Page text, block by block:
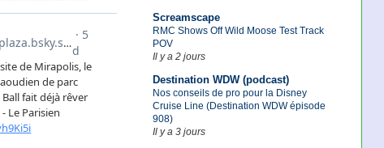
Screamscape
RMC Shows Off Wild Moose Test Track
POV
Il y a 2 jours
Destination WDW (podcast)
Nos conseils de pro pour la Disney
Cruise Line (Destination WDW épisode
908)
Il y a 3 jours